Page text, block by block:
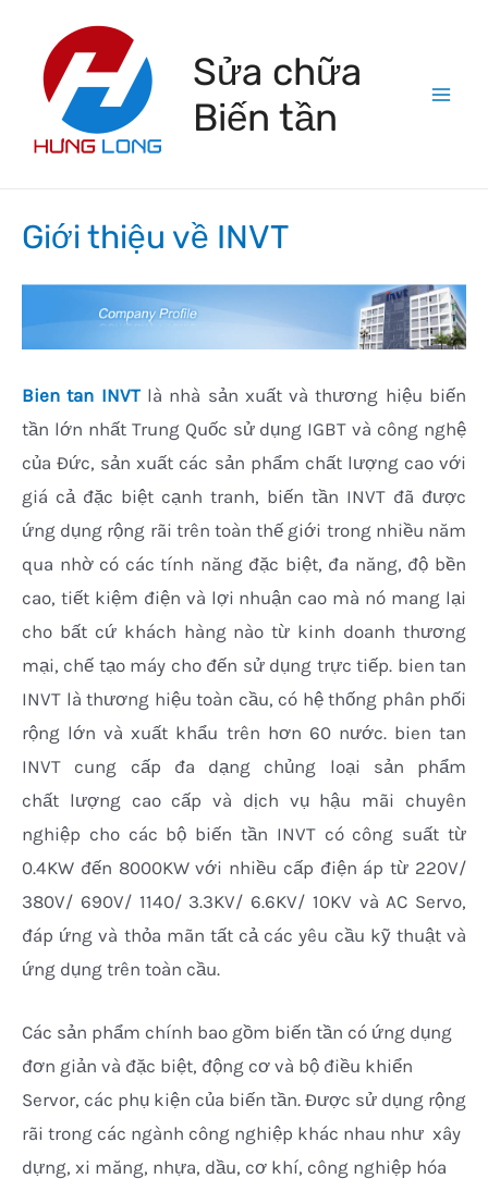
content
Sửa chữa
Biến tần
Giới thiệu về INVT
Bien tan INVTlà nhà sản xuất và thương hiệu biến
tần lớn nhất Trung Quốc sử dụng IGBT và công nghệ
của Đức, sản xuất các sản phẩm chất lượng cao với
giá cả đặc biệt cạnh tranh, biến tần INVT đã được
ứng dụng rộng rãi trên toàn thế giới trong nhiều năm
qua nhờ có các tính năng đặc biệt, đa năng, độ bền
cao, tiết kiệm điện và lợi nhuận cao mà nó mang lại
cho bất cứ khách hàng nào từ kinh doanh thương
mại, chế tạo máy cho đến sử dụng trực tiếp. bien tan
INVT là thương hiệu toàn cầu, có hệ thống phân phối
rộng lớn và xuất khẩu trên hơn 60 nước. bien tan
INVT cung cấp đa dạng chủng loại sản phẩm
chất lượng cao cấp và dịch vụ hậu mãi chuyên
nghiệp cho các bộ biến tần INVT có công suất từ
0.4KW đến 8000KW với nhiều cấp điện áp từ 220V/
380V/ 690V/ 1140/ 3.3KV/ 6.6KV/ 10KV và AC Servo,
đáp ứng và thỏa mãn tất cả các yêu cầu kỹ thuật và
ứng dụng trên toàn cầu.
Các sản phẩm chính bao gồm biến tần có ứng dụng
đơn giản và đặc biệt, động cơ và bộ điều khiển
Servor, các phụ kiện của biến tần. Được sử dụng rộng
rãi trong các ngành công nghiệp khác nhau như xây
dựng, xi măng, nhựa, dầu, cơ khí, công nghiệp hóa